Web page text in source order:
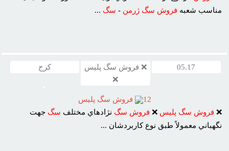
مناسب شعبه فروش سگ ژرمن - سگ ...
05.17
❌ فروش سگ پلیس
❌
کرج
12
فروش سگ پليس
❌ فروش سگ پليس ❌ فروش سگ نژادهاي مختلف سگ جهت
نگهباني معمولاً طبق نوع کاربردشان ...